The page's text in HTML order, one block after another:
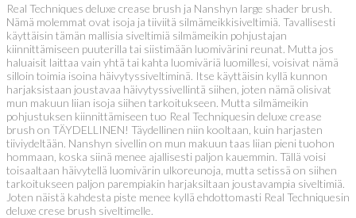
Real Techniques deluxe crease brush ja Nanshyn large shader brush.
Nämä molemmat ovat isoja ja tiiviitä silmämeikkisiveltimiä. Tavallisesti
käyttäisin tämän mallisia siveltimiä silmämeikin pohjustajan
kiinnittämiseen puuterilla tai siistimään luomivärini reunat. Mutta jos
haluaisit laittaa vain yhtä tai kahta luomiväriä luomillesi, voisivat nämä
silloin toimia isoina häivytyssiveltiminä. Itse käyttäisin kyllä kunnon
harjaksistaan joustavaa häivytyssivellintä siihen, joten nämä olisivat
mun makuun liian isoja siihen tarkoitukseen. Mutta silmämeikin
pohjustuksen kiinnittämiseen tuo Real Techniquesin deluxe crease
brush on TÄYDELLINEN! Täydellinen niin kooltaan, kuin harjasten
tiiviydeltään. Nanshyn sivellin on mun makuun taas liian pieni tuohon
hommaan, koska siinä menee ajallisesti paljon kauemmin. Tällä voisi
toisaaltaan häivytellä luomivärin ulkoreunoja, mutta setissä on siihen
tarkoitukseen paljon parempiakin harjaksiltaan joustavampia siveltimiä.
Joten näistä kahdesta piste menee kyllä ehdottomasti Real Techniquesin
deluxe crese brush siveltimelle.